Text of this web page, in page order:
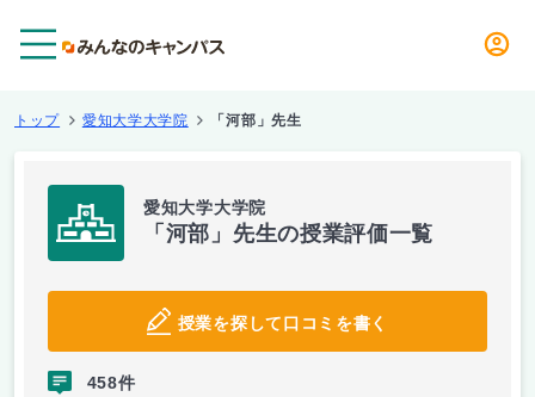
トップ 愛知大学大学院 「河部」先生
愛知大学大学院
「河部」先生の授業評価一覧
授業を探して口コミを書く
458件